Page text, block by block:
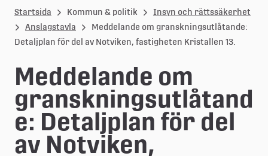
u
l
e
å
k
o
Startsida Kommun & politik
Insyn och rättssäkerhet
Anslagstavla
Meddelande om granskningsutlåtande:
Detaljplan för del av Notviken, fastigheten Kristallen 13.
Meddelande om
granskningsutlåtand
e: Detaljplan för del
av Notviken,